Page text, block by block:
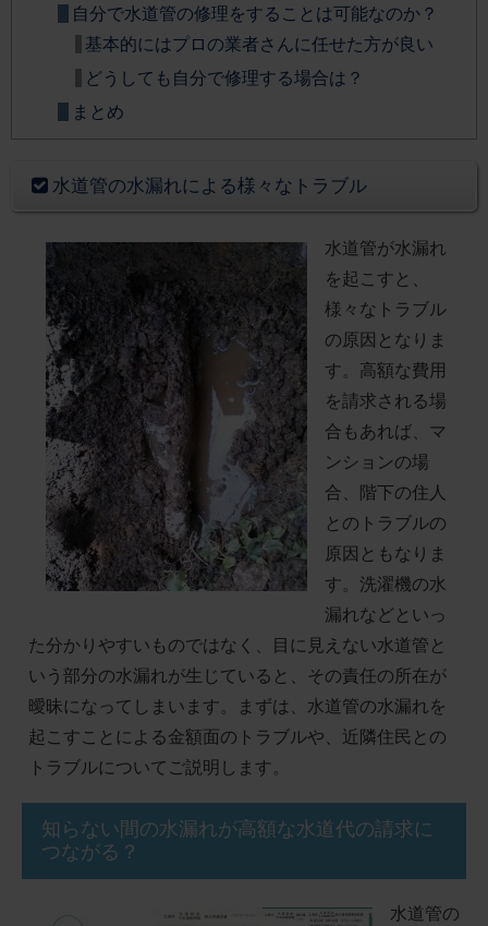
自分で水道管の修理をすることは可能なのか？
基本的にはプロの業者さんに任せた方が良い
どうしても自分で修理する場合は？
まとめ
水道管の水漏れによる様々なトラブル
水道管が水漏れ
を起こすと、
様々なトラブル
の原因となりま
す。高額な費用
を請求される場
合もあれば、マ
ンションの場
合、階下の住人
とのトラブルの
原因ともなりま
す。洗濯機の水
漏れなどといっ
た分かりやすいものではなく、目に見えない水道管と
いう部分の水漏れが生じていると、その責任の所在が
曖昧になってしまいます。まずは、水道管の水漏れを
起こすことによる金額面のトラブルや、近隣住民との
トラブルについてご説明します。
知らない間の水漏れが高額な水道代の請求に
つながる？
水道管の